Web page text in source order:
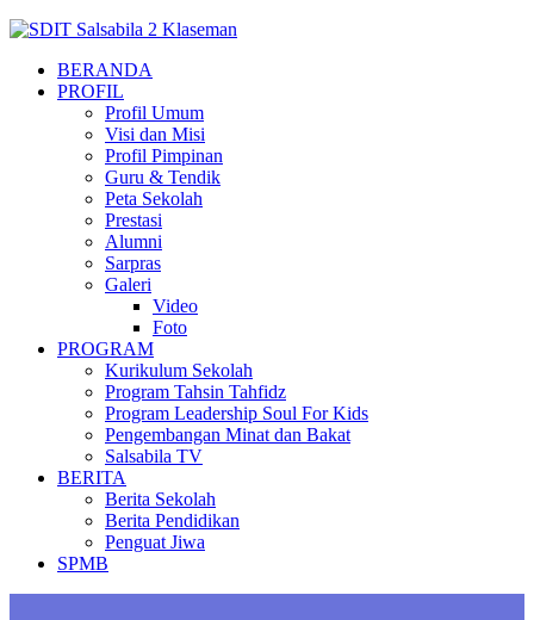
BERANDA
PROFIL
Profil Umum
Visi dan Misi
Profil Pimpinan
Guru & Tendik
Peta Sekolah
Prestasi
Alumni
Sarpras
Galeri
Video
Foto
PROGRAM
Kurikulum Sekolah
Program Tahsin Tahfidz
Program Leadership Soul For Kids
Pengembangan Minat dan Bakat
Salsabila TV
BERITA
Berita Sekolah
Berita Pendidikan
Penguat Jiwa
SPMB